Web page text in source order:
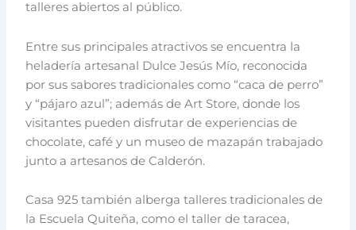
talleres abiertos al público.
Entre sus principales atractivos se encuentra la
heladería artesanal Dulce Jesús Mío, reconocida
por sus sabores tradicionales como “caca de perro”
y “pájaro azul”; además de Art Store, donde los
visitantes pueden disfrutar de experiencias de
chocolate, café y un museo de mazapán trabajado
junto a artesanos de Calderón.
Casa 925 también alberga talleres tradicionales de
la Escuela Quiteña, como el taller de taracea,